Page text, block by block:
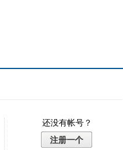
还没有帐号？
注册一个